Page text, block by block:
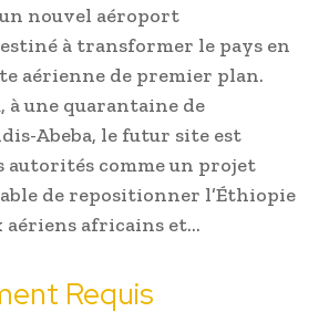
nouvel aéroport
à transformer le pays en
aérienne de premier plan.
à une quarantaine de
Abeba, le futur site est
autorités comme un projet
de repositionner l’Éthiopie
aériens africains et…
Requis